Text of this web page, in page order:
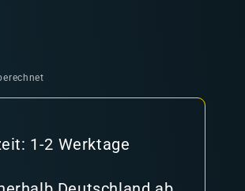
1-2 Werktage